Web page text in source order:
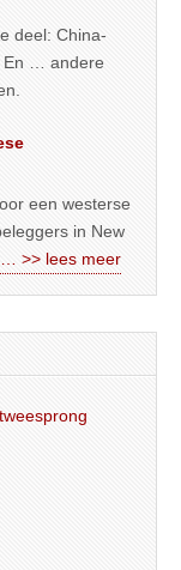
deel: China-
En … andere
een westerse
in New
… >> lees meer
een tweesprong